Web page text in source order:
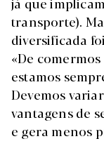
transporte).
diversificada
«De
estamos
Devemos
vantagens de
e gera menos